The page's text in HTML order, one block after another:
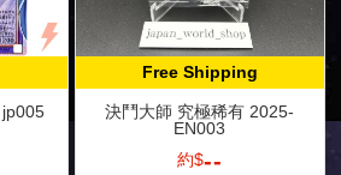
最愛的英雄火焰 翼曼 jp005
Free Shipping
決鬥大師 究極稀有 2025-
EN003
約$--